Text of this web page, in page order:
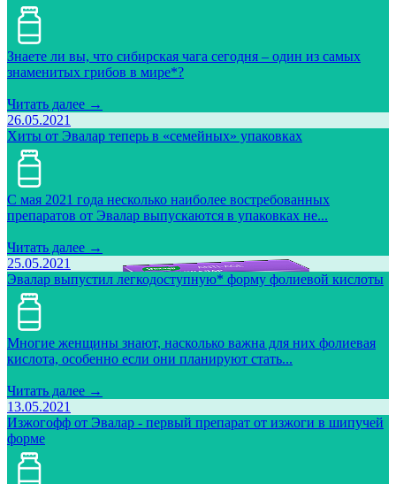
Знаете ли вы, что сибирская чага сегодня – один из самых
знаменитых грибов в мире*?
Читать далее →
26.05.2021
Хиты от Эвалар теперь в «семейных» упаковках
С мая 2021 года несколько наиболее востребованных
препаратов от Эвалар выпускаются в упаковках не...
Читать далее →
25.05.2021
Эвалар выпустил легкодоступную* форму фолиевой кислоты
Многие женщины знают, насколько важна для них фолиевая
кислота, особенно если они планируют стать...
Читать далее →
13.05.2021
Изжогофф от Эвалар - первый препарат от изжоги в шипучей
форме